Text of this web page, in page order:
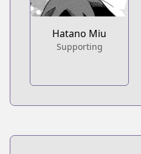
Hatano Miu
Supporting